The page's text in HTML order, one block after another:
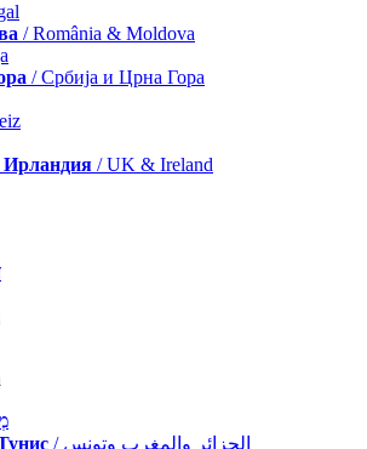
/ România & Moldova
/ Србија и Црна Гора
Ирландия / UK & Ireland
/
/ الجزائر والمغرب وتونس